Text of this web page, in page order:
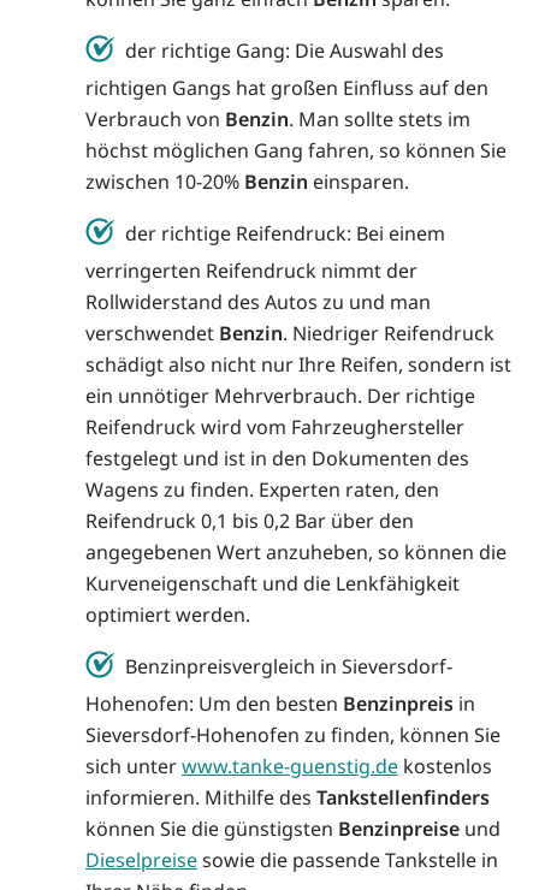
der richtige Gang: Die Auswahl des
richtigen Gangs hat großen Einfluss auf den
Verbrauch von Benzin. Man sollte stets im
höchst möglichen Gang fahren, so können Sie
zwischen 10-20% Benzin einsparen.
der richtige Reifendruck: Bei einem
verringerten Reifendruck nimmt der
Rollwiderstand des Autos zu und man
verschwendet Benzin. Niedriger Reifendruck
schädigt also nicht nur Ihre Reifen, sondern ist
ein unnötiger Mehrverbrauch. Der richtige
Reifendruck wird vom Fahrzeughersteller
festgelegt und ist in den Dokumenten des
Wagens zu finden. Experten raten, den
Reifendruck 0,1 bis 0,2 Bar über den
angegebenen Wert anzuheben, so können die
Kurveneigenschaft und die Lenkfähigkeit
optimiert werden.
Benzinpreisvergleich in Sieversdorf-
Hohenofen: Um den besten Benzinpreis in
Sieversdorf-Hohenofen zu finden, können Sie
sich unterwww.tanke-guenstig.de kostenlos
informieren. Mithilfe des Tankstellenfinders
können Sie die günstigsten Benzinpreise und
Dieselpreisesowie die passende Tankstelle in